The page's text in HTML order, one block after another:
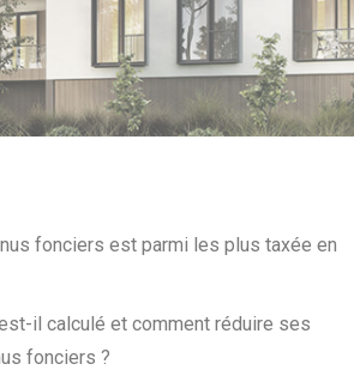
fonciers est parmi les plus taxée en
il calculé et comment réduire ses
fonciers ?